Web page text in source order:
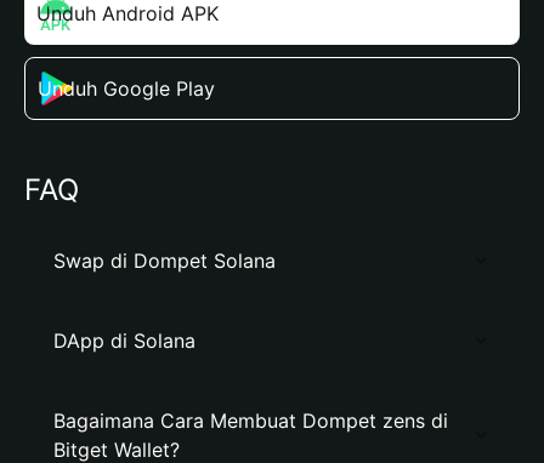
Unduh Android APK
Unduh Google Play
FAQ
Swap di Dompet Solana
DApp di Solana
Bagaimana Cara Membuat Dompet zens di
Bitget Wallet?